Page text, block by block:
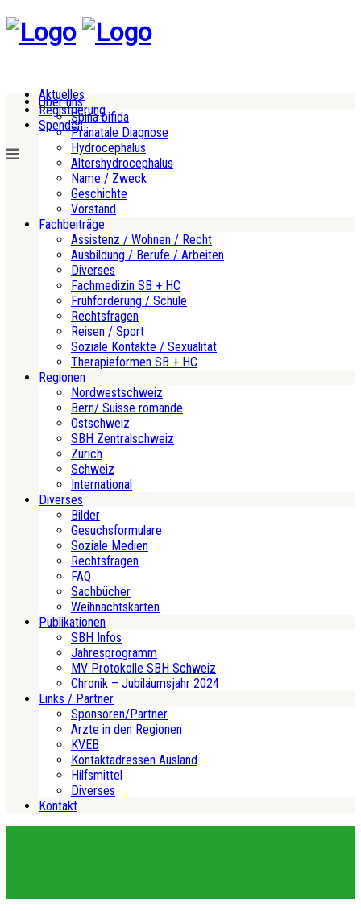
Aktuelles
Registrierung
Spenden
Über uns
Spina bifida
Pränatale Diagnose
Hydrocephalus
Altershydrocephalus
Name / Zweck
Geschichte
Vorstand
Fachbeiträge
Assistenz / Wohnen / Recht
Ausbildung / Berufe / Arbeiten
Diverses
Fachmedizin SB + HC
Frühförderung / Schule
Rechtsfragen
Reisen / Sport
Soziale Kontakte / Sexualität
Therapieformen SB + HC
Regionen
Nordwestschweiz
Bern/ Suisse romande
Ostschweiz
SBH Zentralschweiz
Zürich
Schweiz
International
Diverses
Bilder
Gesuchsformulare
Soziale Medien
Rechtsfragen
FAQ
Sachbücher
Weihnachtskarten
Publikationen
SBH Infos
Jahresprogramm
MV Protokolle SBH Schweiz
Chronik – Jubiläumsjahr 2024
Links / Partner
Sponsoren/Partner
Ärzte in den Regionen
KVEB
Kontaktadressen Ausland
Hilfsmittel
Diverses
Kontakt